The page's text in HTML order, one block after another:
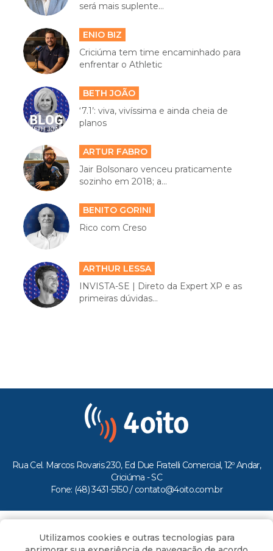
será mais suplente...
ENIO BIZ
Criciúma tem time encaminhado para
enfrentar o Athletic
BETH JOÃO
‘7.1’: viva, vivíssima e ainda cheia de
planos
ARTUR FABRO
Jair Bolsonaro venceu praticamente
sozinho em 2018; a...
BENITO GORINI
Rico com Creso
ARTHUR LESSA
INVISTA-SE | Direto da Expert XP e as
primeiras dúvidas...
Rua Cel. Marcos Rovaris 230, Ed Due Fratelli Comercial, 12º Andar,
Criciúma - SC
Fone: (48) 3431-5150 / contato@4oito.com.br
Todos os direitos reservados ao Portal 4oito
Utilizamos cookies e outras tecnologias para